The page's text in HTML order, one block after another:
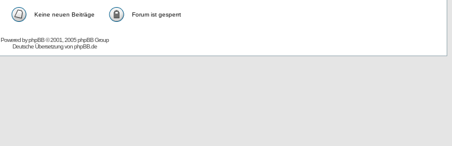
Keine neuen Beiträge Forum ist gesperrt
Powered byphpBB© 2001, 2005 phpBB Group
Deutsche Übersetzung vonphpBB.de